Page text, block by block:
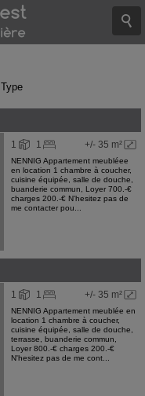
Type
+/- 35 m²
1 1
NENNIG Appartement meubléee
en location 1 chambre à coucher,
cuisine équipée, salle de douche,
buanderie commun, Loyer 700.-€
charges 200.-€ N'hesitez pas de
me contacter pou...
+/- 35 m²
1 1
NENNIG Appartement meublée en
location 1 chambre à coucher,
cuisine équipée, salle de douche,
terrasse, buanderie commun,
Loyer 800.-€ charges 200.-€
N'hesitez pas de me cont...